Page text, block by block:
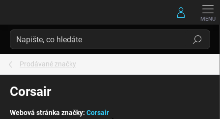
Hledat
Prodávané značky
Corsair
Webová stránka značky: Corsair